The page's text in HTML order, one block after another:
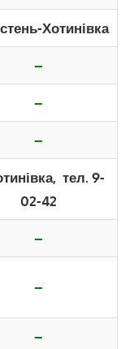
Хотинівка
–
–
–
тел. 9-
02-42
–
–
–